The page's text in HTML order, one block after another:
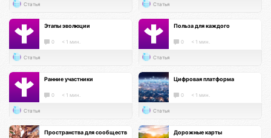
Статья Статья
Этапы эволюции
0 < 1 мин.
Статья
Польза для каждого
0 < 1 мин.
Статья
Ранние участники
0 < 1 мин.
Статья
Цифровая платформа
0 < 1 мин.
Статья
Пространства для сообществ Дорожные карты